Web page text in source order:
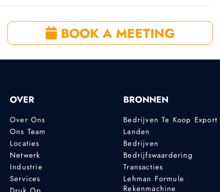
BOOK A MEETING
OVER
Over Ons
Ons Team
Locaties
Netwerk
Industrie
Services
BRONNEN
Bedrijven Te Koop Export
Landen
Bedrijven
Bedrijfswaardering
Transacties
Lehman Formule
Rekenmachine